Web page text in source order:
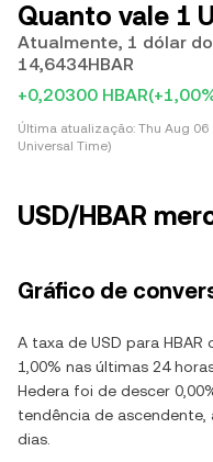
Quanto vale 1
Atualmente, 1 dólar
14,6434HBAR
+0,20300 HBAR
Última atualização: Thu Aug 06
Universal Time)
USD/HBAR
Gráfico de
A taxa de USD para HBAR
1,00% nas últimas 24
Hedera foi de descer
tendência de ascendente,
dias.